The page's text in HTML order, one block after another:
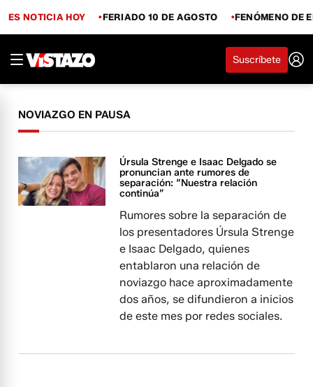
ES NOTICIA HOY FERIADO 10 DE AGOSTO FENÓMENO DE
Suscríbete
NOVIAZGO EN PAUSA
Úrsula Strenge e Isaac Delgado se
pronuncian ante rumores de
separación: “Nuestra relación
continúa”
Rumores sobre la separación de
los presentadores Úrsula Strenge
e Isaac Delgado, quienes
entablaron una relación de
noviazgo hace aproximadamente
dos años, se difundieron a inicios
de este mes por redes sociales.